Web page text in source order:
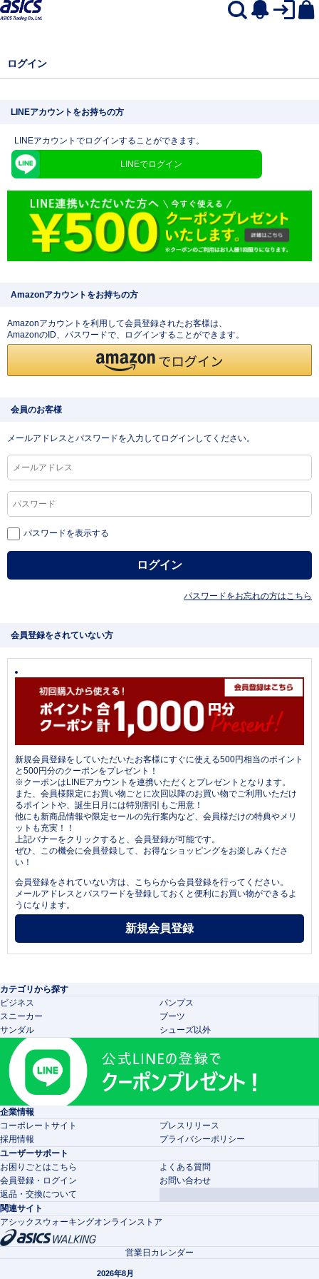
ログイン
LINEアカウントをお持ちの方
LINEアカウントでログインすることができます。
LINEでログイン
Amazonアカウントをお持ちの方
Amazonアカウントを利用して会員登録されたお客様は、
AmazonのID、パスワードで、ログインすることができます。
会員のお客様
メールアドレスとパスワードを入力してログインしてください。
パスワードを表示する
パスワードをお忘れの方はこちら
会員登録をされていない方
新規会員登録をしていただいたお客様にすぐに使える500円相当のポイント
と500円分のクーポンをプレゼント！
※クーポンはLINEアカウントを連携いただくとプレゼントとなります。
また、会員様限定にお買い物ごとに次回以降のお買い物でご利用いただけ
るポイントや、誕生日月には特別割引もご用意！
他にも新商品情報や限定セールの先行案内など、会員様だけの特典やメリ
ットも充実！！
上記バナーをクリックすると、会員登録が可能です。
ぜひ、この機会に会員登録して、お得なショッピングをお楽しみくださ
い！
会員登録をされていない方は、こちらから会員登録を行ってください。
メールアドレスとパスワードを登録しておくと便利にお買い物ができるよ
うになります。
カテゴリから探す
ビジネス
パンプス
スニーカー
ブーツ
サンダル
シューズ以外
企業情報
コーポレートサイト
プレスリリース
採用情報
プライバシーポリシー
ユーザーサポート
お困りごとはこちら
よくある質問
会員登録・ログイン
お問い合わせ
返品・交換について
関連サイト
アシックスウォーキングオンラインストア
営業日カレンダー
2026年8月